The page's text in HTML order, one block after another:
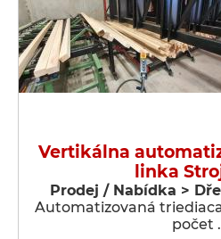
Vertikálna
linka
Prodej / Nabídka >
Automatizovaná
počet